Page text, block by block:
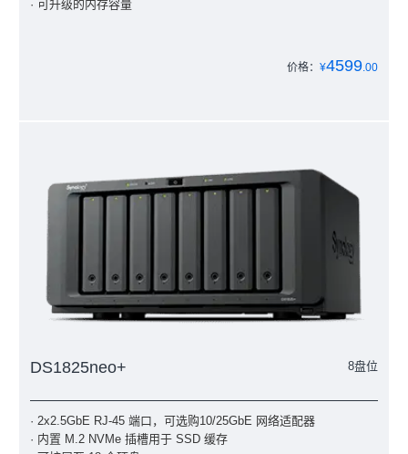
· 可升级的内存容量
价格： ¥4599 .00
DS1825neo+ 8盘位
· 2x2.5GbE RJ-45 端口，可选购10/25GbE 网络适配器
· 内置 M.2 NVMe 插槽用于 SSD 缓存